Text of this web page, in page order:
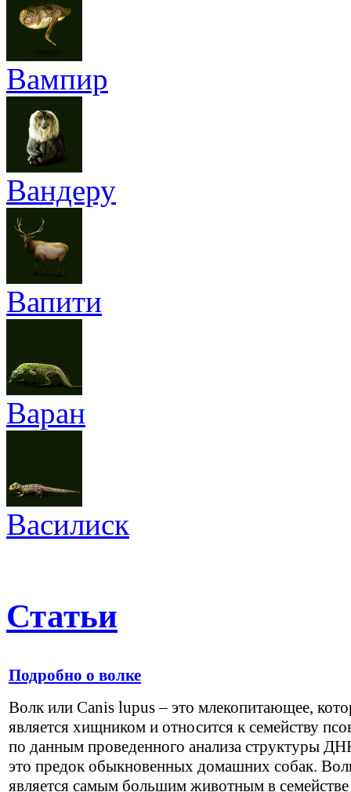
Вампир
Вандеру
Вапити
Варан
Василиск
Статьи
Подробно о волке
Волк или Canis lupus – это млекопитающее,
является хищником и относится к семейству
по данным проведенного анализа структуры
это предок обыкновенных домашних собак.
является самым большим животным в